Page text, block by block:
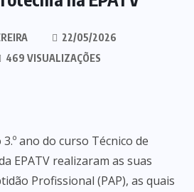
22/05/2026
469 VISUALIZAÇÕES
ano do curso Técnico de
EPATV realizaram as suas
Profissional (PAP), as quais